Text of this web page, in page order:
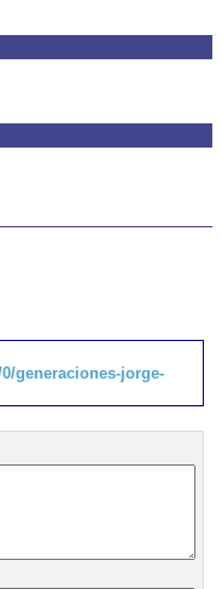
generaciones-jorge-